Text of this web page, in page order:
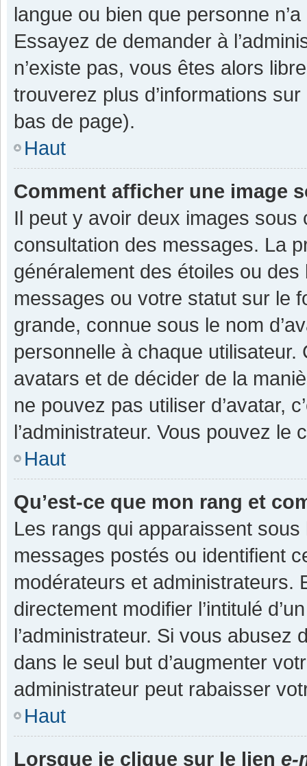
langue ou bien que personne
Essayez de demander à
n’existe pas, vous êtes alors
trouverez plus d’informations
bas de page).
Haut
Comment afficher une image
Il peut y avoir deux images sous
consultation des messages. La
généralement des étoiles ou
messages ou votre statut sur le
grande, connue sous le nom
personnelle à chaque utilisateur.
avatars et de décider de la
ne pouvez pas utiliser d’avatar,
l’administrateur. Vous pouvez
Haut
Qu’est-ce que mon rang et
Les rangs qui apparaissent
messages postés ou identifient
modérateurs et administrateurs.
directement modifier l’intitulé
l’administrateur. Si vous
dans le seul but d’augmenter
administrateur peut rabaisser
Haut
Lorsque je clique sur le lien e-